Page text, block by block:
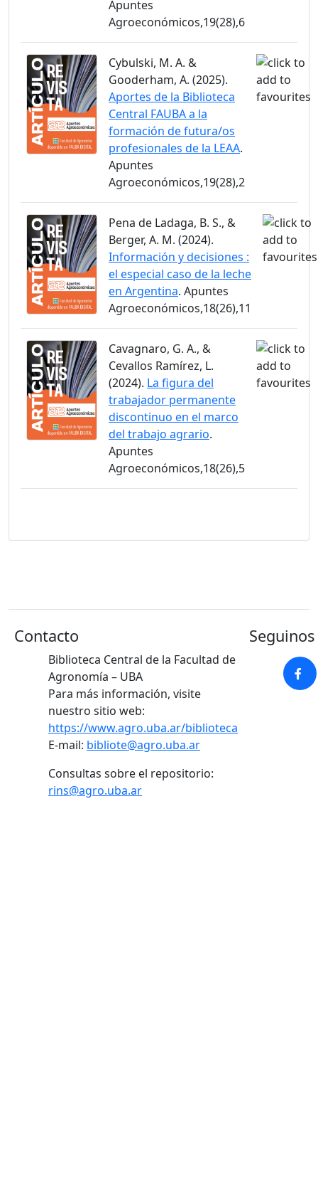
Apuntes
Agroeconómicos,19(28),6
Cybulski, M. A. &
Gooderham, A. (2025).
Aportes de la Biblioteca
Central FAUBA a la
formación de futura/os
profesionales de la LEAA.
Apuntes
Agroeconómicos,19(28),2
Pena de Ladaga, B. S., &
Berger, A. M. (2024).
Información y decisiones :
el especial caso de la leche
en Argentina. Apuntes
Agroeconómicos,18(26),11
Cavagnaro, G. A., &
Cevallos Ramírez, L.
(2024). La figura del
trabajador permanente
discontinuo en el marco
del trabajo agrario.
Apuntes
Agroeconómicos,18(26),5
Contacto
Biblioteca Central de la Facultad de
Agronomía – UBA
Para más información, visite
nuestro sitio web:
https://www.agro.uba.ar/biblioteca
E-mail: bibliote@agro.uba.ar
Consultas sobre el repositorio:
rins@agro.uba.ar